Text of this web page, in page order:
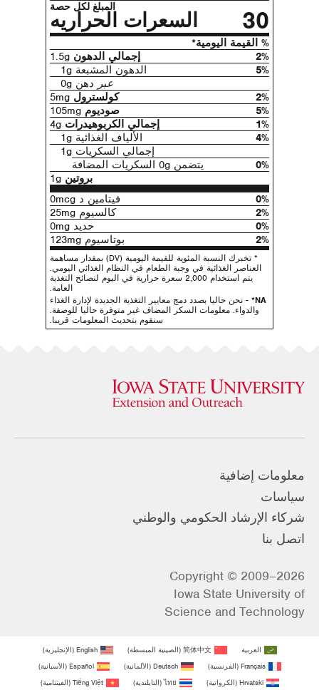
المبلغ لكل حصة
السعرات الحراريه 30
% القيمة اليومية*
إجمالي الدهون
2%
الدهون المشبعة 1g
5%
عبر دهن 0g
كولسترول
2%
صوديوم
5%
إجمالي الكربوهيدرات
1%
الألياف الغذائية 1g
4%
إجمالي السكريات 1g
يتضمن 0g السكريات المضافة
0%
بروتين
فيتامين د 0mcg
0%
كالسيوم 25mg
2%
حديد 0mg
0%
بوتاسيوم 123mg
2%
* تخبرك النسبة المئوية للقيمة اليومية (DV) بمقدار مساهمة
العناصر الغذائية في وجبة الطعام في النظام الغذائي اليومي.
يتم استخدام 2,000 سعرة حرارية في اليوم لنصائح التغذية
العامة.
NA* - نحن حاليا بصدد دمج معايير التغذية الجديدة لإدارة الغذاء
والدواء. معلومات السكر المضاف غير متوفرة حاليا للوصفة.
سنقوم بتحديث المعلومات قريبا.
معلومات إضافية
سياسات
شركاء الإرشاد الحكومي والوطني
اتصل بنا
Copyright © 2009–2026
Iowa State University of
Science and Technology
العربية 简体中文
(الصينية المبسطة)
English
(الإنجليزية)
Français
(الفرنسية)
Deutsch
(الألمانية)
Español
(الأسبانية)
Hrvatski
(الكرواتية)
ไทย
(التايلندية)
Tiếng Việt
(الفيتنامية)